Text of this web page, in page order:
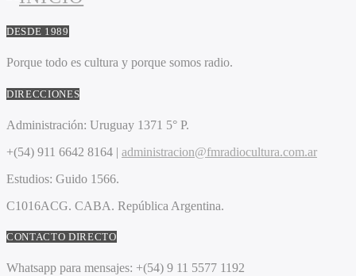
DESDE 1989
Porque todo es cultura y porque somos radio.
DIRECCIONES
Administración: Uruguay 1371 5° P.
+(54) 911 6642 8164 | administracion@fmradiocultura.com.ar
Estudios: Guido 1566.
C1016ACG. CABA. República Argentina.
CONTACTO DIRECTO
Whatsapp para mensajes: +(54) 9 11 5577 1192